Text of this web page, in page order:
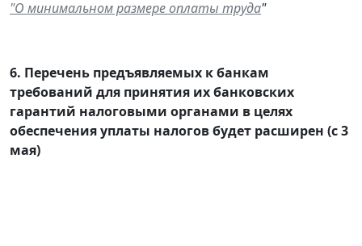
"О минимальном размере оплаты труда"
6. Перечень предъявляемых к банкам
требований для принятия их банковских
гарантий налоговыми органами в целях
обеспечения уплаты налогов будет расширен (с 3
мая)